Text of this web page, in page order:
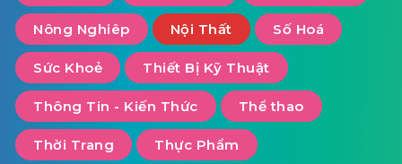
Nông Nghiêp Nội Thất Số Hoá
Sức Khoẻ Thiết Bị Kỹ Thuật
Thông Tin - Kiến Thức Thể thao
Thời Trang Thực Phẩm